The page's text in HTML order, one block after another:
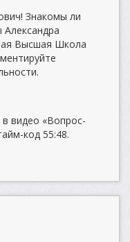
Знакомы ли
Высшая Школа
видео «Вопрос-
код 55:48.